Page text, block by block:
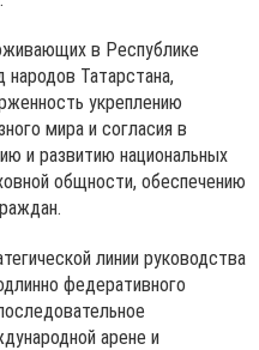
в Республике
Татарстана,
укреплению
мира и согласия в
и развитию национальных
общности, обеспечению
линии руководства
федеративного
арене и